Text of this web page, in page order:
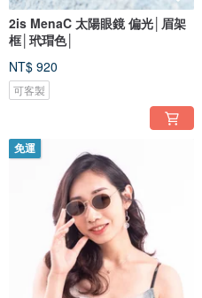
2is MenaC 太陽眼鏡 偏光│眉架
框│玳瑁色│
NT$ 920
可客製
免運